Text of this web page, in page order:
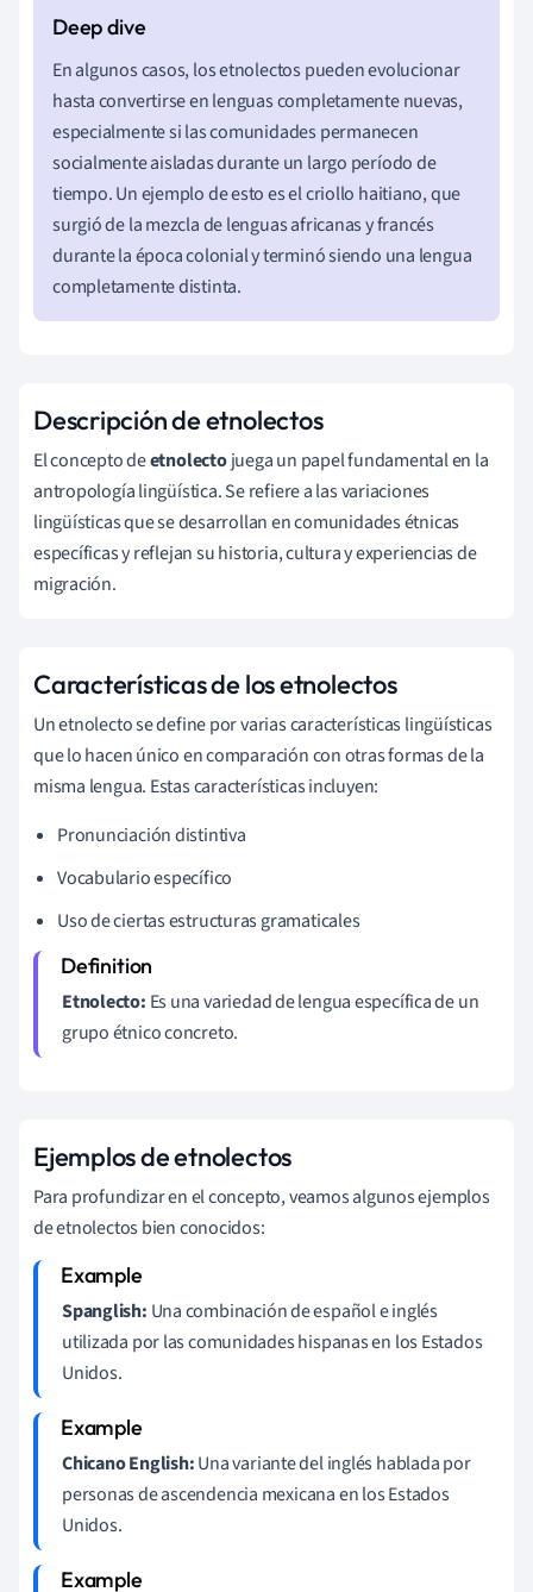
En algunos casos, los etnolectos pueden evolucionar
hasta convertirse en lenguas completamente nuevas,
especialmente si las comunidades permanecen
socialmente aisladas durante un largo período de
tiempo. Un ejemplo de esto es el criollo haitiano, que
surgió de la mezcla de lenguas africanas y francés
durante la época colonial y terminó siendo una lengua
completamente distinta.
Descripción de etnolectos
El concepto deetnolectojuega un papel fundamental en la
antropología lingüística. Se refiere a las variaciones
lingüísticas que se desarrollan en comunidades étnicas
específicas y reflejan su historia, cultura y experiencias de
migración.
Características de los etnolectos
Un etnolecto se define por varias características lingüísticas
que lo hacen único en comparación con otras formas de la
misma lengua. Estas características incluyen:
Pronunciación distintiva
Vocabulario específico
Uso de ciertas estructuras gramaticales
Etnolecto: Es una variedad de lengua específica de un
grupo étnico concreto.
Ejemplos de etnolectos
Para profundizar en el concepto, veamos algunos ejemplos
de etnolectos bien conocidos:
Spanglish: Una combinación de español e inglés
utilizada por las comunidades hispanas en los Estados
Unidos.
Chicano English:Una variante del inglés hablada por
personas de ascendencia mexicana en los Estados
Unidos.